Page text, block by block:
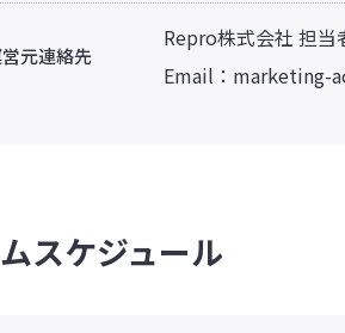
元連絡先
Repro株式会社 担当
Email： marketing-
スケジュール